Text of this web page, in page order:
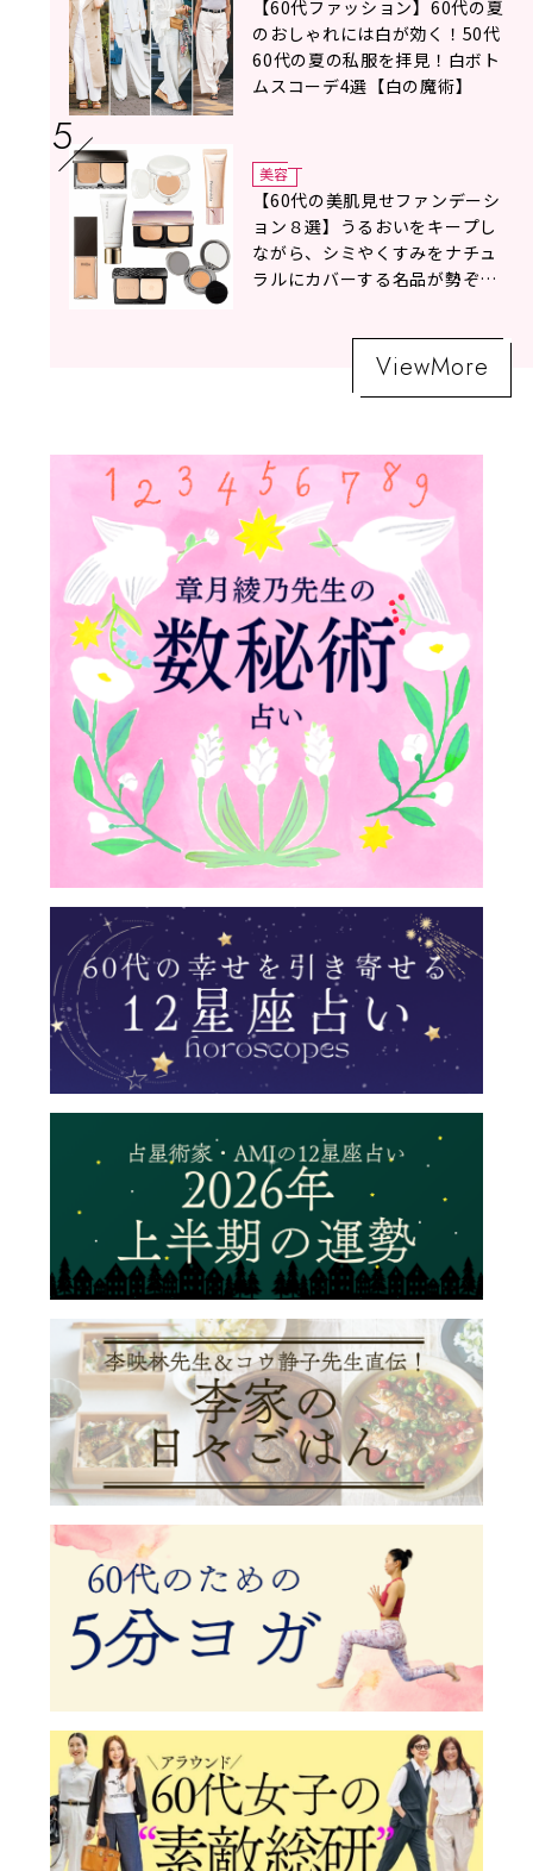
【60代ファッション】60代の夏
のおしゃれには白が効く！50代
60代の夏の私服を拝見！白ボト
ムスコーデ4選【白の魔術】
美容
【60代の美肌見せファンデーシ
ョン８選】うるおいをキープし
ながら、シミやくすみをナチュ
ラルにカバーする名品が勢ぞろ
ViewMore